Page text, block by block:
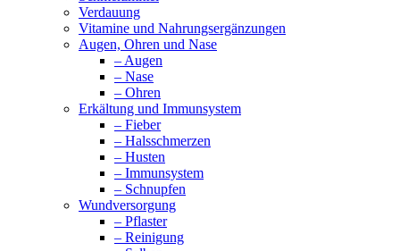
Verdauung
Vitamine und Nahrungsergänzungen
Augen, Ohren und Nase
– Augen
– Nase
– Ohren
Erkältung und Immunsystem
– Fieber
– Halsschmerzen
– Husten
– Immunsystem
– Schnupfen
Wundversorgung
– Pflaster
– Reinigung